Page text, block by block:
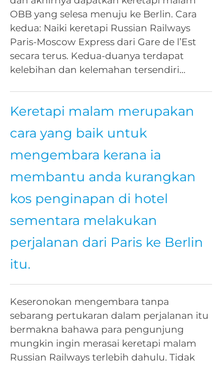
OBB yang selesa menuju ke Berlin. Cara
kedua: Naiki keretapi Russian Railways
Paris-Moscow Express dari Gare de l’Est
secara terus. Kedua-duanya terdapat
kelebihan dan kelemahan tersendiri…
Keretapi malam merupakan
cara yang baik untuk
mengembara kerana ia
membantu anda kurangkan
kos penginapan di hotel
sementara melakukan
perjalanan dari Paris ke Berlin
itu.
Keseronokan mengembara tanpa
sebarang pertukaran dalam perjalanan itu
bermakna bahawa para pengunjung
mungkin ingin merasai keretapi malam
Russian Railways terlebih dahulu. Tidak